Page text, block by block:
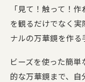
「見て！触って！
を観るだけでなく
ナルの万華鏡を作る
ビーズを使った簡
的な万華鏡まで、